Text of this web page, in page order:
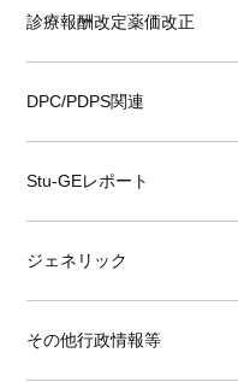
診療報酬改定薬価改正
DPC/PDPS関連
Stu-GEレポート
ジェネリック
その他行政情報等